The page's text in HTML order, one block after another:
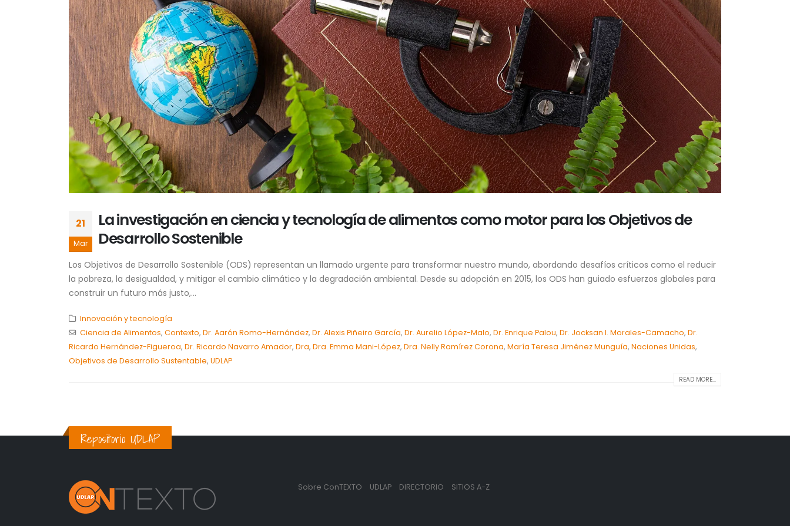
21
Mar
La investigación en ciencia y tecnología de alimentos como motor para los Objetivos de
Desarrollo Sostenible
Los Objetivos de Desarrollo Sostenible (ODS) representan un llamado urgente para transformar nuestro mundo, abordando desafíos críticos como el reducir
la pobreza, la desigualdad, y mitigar el cambio climático y la degradación ambiental. Desde su adopción en 2015, los ODS han guiado esfuerzos globales para
construir un futuro más justo,...
Innovación y tecnología
Ciencia de Alimentos, Contexto, Dr. Aarón Romo-Hernández, Dr. Alexis Piñeiro García, Dr. Aurelio López-Malo, Dr. Enrique Palou, Dr. Jocksan I. Morales-Camacho, Dr.
Ricardo Hernández-Figueroa, Dr. Ricardo Navarro Amador, Dra, Dra. Emma Mani-López, Dra. Nelly Ramírez Corona, María Teresa Jiménez Munguía, Naciones Unidas,
Objetivos de Desarrollo Sustentable, UDLAP
READ MORE...
Repositorio UDLAP
Sobre ConTEXTO UDLAP DIRECTORIO SITIOS A-Z